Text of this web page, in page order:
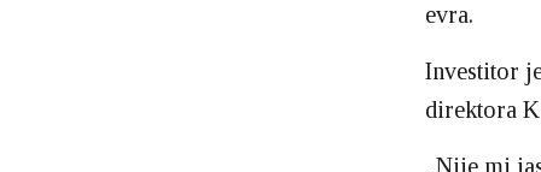
evra.
Investitor
direktora
„Nije mi